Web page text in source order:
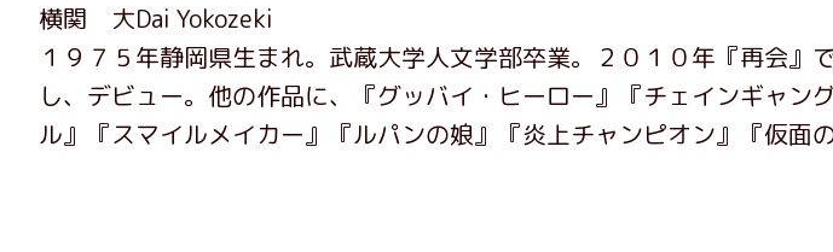
横関 大Dai Yokozeki
１９７５年静岡県生まれ。武蔵大学人文学部卒業。２０１０年『再会』
し、デビュー。他の作品に、『グッバイ・ヒーロー』『チェインギャン
ル』『スマイルメイカー』『ルパンの娘』『炎上チャンピオン』『仮面